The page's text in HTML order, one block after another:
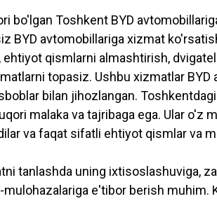
bo'lgan Toshkent BYD
BYD avtomobillariga xizmat
qismlarni almashtirish,
topasiz. Ushbu xizmatlar
bilan jihozlangan.
malaka va tajribaga ega. Ular o'z
va faqat sifatli ehtiyot qismlar va
tanlashda uning ixtisoslashuviga,
e'tibor berish